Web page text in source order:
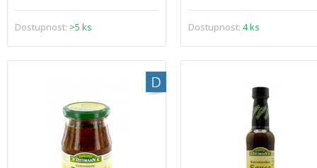
Dostupnost: >5 ks Dostupnost: 4 ks